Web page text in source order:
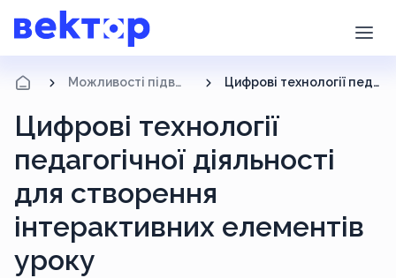
Можливості підвищення кваліфікації Цифрові технології педагогічної діяльності для створення інтерактивних елементів уроку
Цифрові технології
педагогічної діяльності
для створення
інтерактивних елементів
уроку